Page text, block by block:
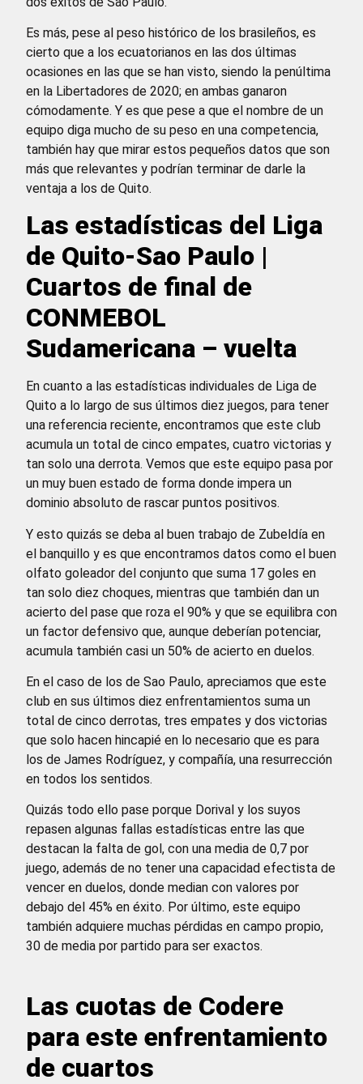
Es más, pese al peso histórico de los brasileños, es
cierto que a los ecuatorianos en las dos últimas
ocasiones en las que se han visto, siendo la penúltima
en la Libertadores de 2020; en ambas ganaron
cómodamente. Y es que pese a que el nombre de un
equipo diga mucho de su peso en una competencia,
también hay que mirar estos pequeños datos que son
más que relevantes y podrían terminar de darle la
ventaja a los de Quito.
Las estadísticas del Liga
de Quito-Sao Paulo |
Cuartos de final de
CONMEBOL
Sudamericana – vuelta
En cuanto a las estadísticas individuales de Liga de
Quito a lo largo de sus últimos diez juegos, para tener
una referencia reciente, encontramos que este club
acumula un total de cinco empates, cuatro victorias y
tan solo una derrota. Vemos que este equipo pasa por
un muy buen estado de forma donde impera un
dominio absoluto de rascar puntos positivos.
Y esto quizás se deba al buen trabajo de Zubeldía en
el banquillo y es que encontramos datos como el buen
olfato goleador del conjunto que suma 17 goles en
tan solo diez choques, mientras que también dan un
acierto del pase que roza el 90% y que se equilibra con
un factor defensivo que, aunque deberían potenciar,
acumula también casi un 50% de acierto en duelos.
En el caso de los de Sao Paulo, apreciamos que este
club en sus últimos diez enfrentamientos suma un
total de cinco derrotas, tres empates y dos victorias
que solo hacen hincapié en lo necesario que es para
los de James Rodríguez, y compañía, una resurrección
en todos los sentidos.
Quizás todo ello pase porque Dorival y los suyos
repasen algunas fallas estadísticas entre las que
destacan la falta de gol, con una media de 0,7 por
juego, además de no tener una capacidad efectista de
vencer en duelos, donde median con valores por
debajo del 45% en éxito. Por último, este equipo
también adquiere muchas pérdidas en campo propio,
30 de media por partido para ser exactos.
Las cuotas de Codere
para este enfrentamiento
de cuartos